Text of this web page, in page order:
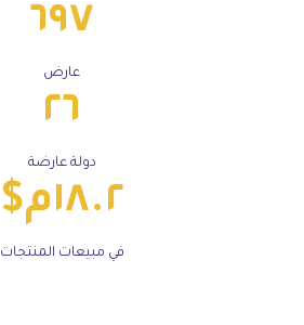
٦٩٧
عارض
٢٦
دولة عارضة
١٨.٢م$
في مبيعات المنتجات